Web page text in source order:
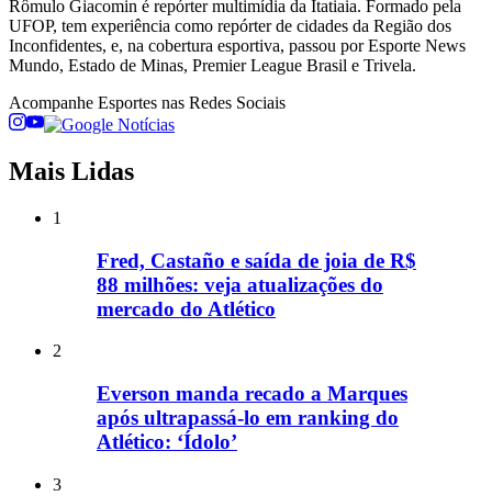
Rômulo Giacomin é repórter multimídia da Itatiaia. Formado pela
UFOP, tem experiência como repórter de cidades da Região dos
Inconfidentes, e, na cobertura esportiva, passou por Esporte News
Mundo, Estado de Minas, Premier League Brasil e Trivela.
Acompanhe Esportes nas Redes Sociais
Mais Lidas
1
Fred, Castaño e saída de joia de R$
88 milhões: veja atualizações do
mercado do Atlético
2
Everson manda recado a Marques
após ultrapassá-lo em ranking do
Atlético: ‘Ídolo’
3